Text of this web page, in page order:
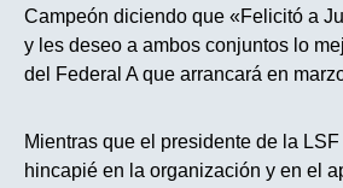
Campeón diciendo que «Felicitó a
y les deseo a ambos conjuntos lo
del Federal A que arrancará en
Mientras que el presidente de la
hincapié en la organización y en el